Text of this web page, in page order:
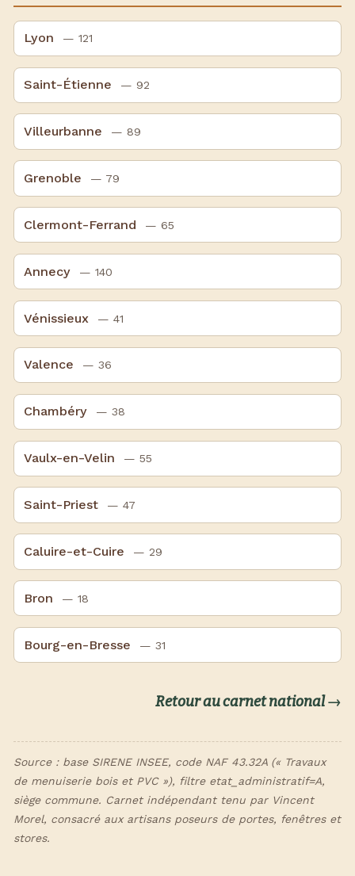
Lyon — 121
Saint-Étienne — 92
Villeurbanne — 89
Grenoble — 79
Clermont-Ferrand — 65
Annecy — 140
Vénissieux — 41
Valence — 36
Chambéry — 38
Vaulx-en-Velin — 55
Saint-Priest — 47
Caluire-et-Cuire — 29
Bron — 18
Bourg-en-Bresse — 31
Retour au carnet national →
Source : base SIRENE INSEE, code NAF 43.32A (« Travaux
de menuiserie bois et PVC »), filtre etat_administratif=A,
siège commune. Carnet indépendant tenu par Vincent
Morel, consacré aux artisans poseurs de portes, fenêtres et
stores.